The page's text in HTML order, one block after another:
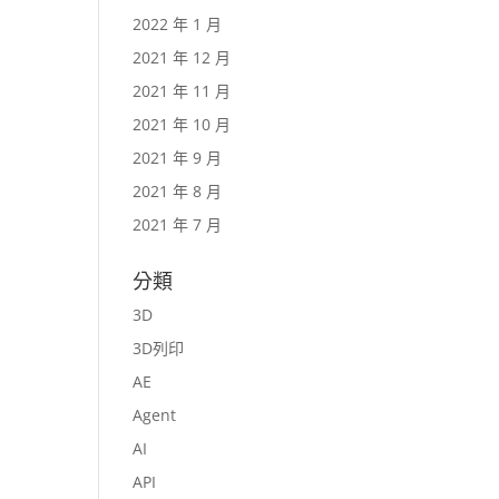
2022 年 1 月
2021 年 12 月
2021 年 11 月
2021 年 10 月
2021 年 9 月
2021 年 8 月
2021 年 7 月
分類
3D
3D列印
AE
Agent
AI
API